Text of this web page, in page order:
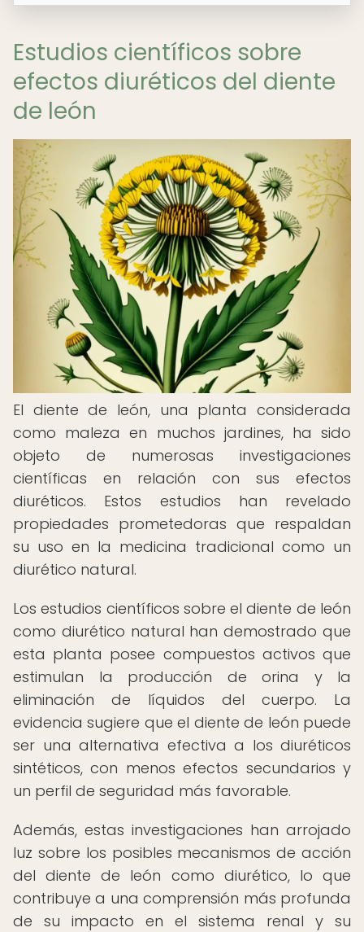
Estudios científicos sobre
efectos diuréticos del diente
de león
El diente de león, una planta considerada
como maleza en muchos jardines, ha sido
objeto de numerosas investigaciones
científicas en relación con sus efectos
diuréticos. Estos estudios han revelado
propiedades prometedoras que respaldan
su uso en la medicina tradicional como un
diurético natural.
Los estudios científicos sobre el diente de león
como diurético natural han demostrado que
esta planta posee compuestos activos que
estimulan la producción de orina y la
eliminación de líquidos del cuerpo. La
evidencia sugiere que el diente de león puede
ser una alternativa efectiva a los diuréticos
sintéticos, con menos efectos secundarios y
un perfil de seguridad más favorable.
Además, estas investigaciones han arrojado
luz sobre los posibles mecanismos de acción
del diente de león como diurético, lo que
contribuye a una comprensión más profunda
de su impacto en el sistema renal y su